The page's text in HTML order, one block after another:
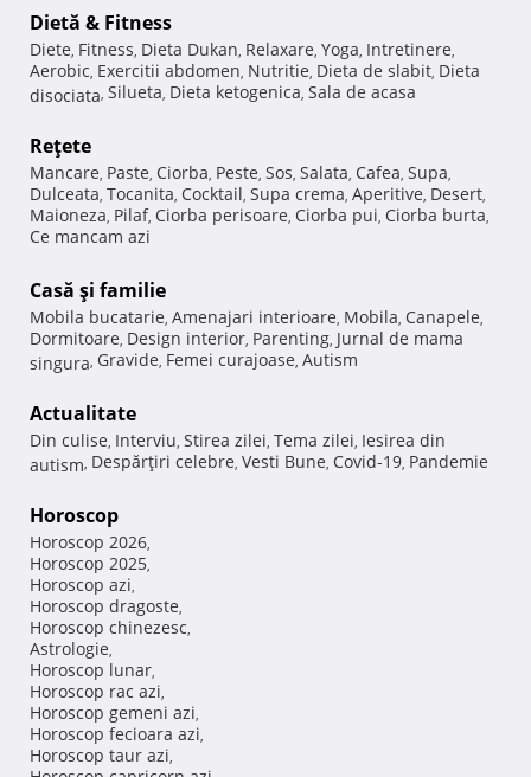
Dietă & Fitness
Diete, Fitness, Dieta Dukan, Relaxare, Yoga, Intretinere,
Aerobic, Exercitii abdomen, Nutritie, Dieta de slabit, Dieta
disociata, Silueta, Dieta ketogenica, Sala de acasa
Reţete
Mancare, Paste, Ciorba, Peste, Sos, Salata, Cafea, Supa,
Dulceata, Tocanita, Cocktail, Supa crema, Aperitive, Desert,
Maioneza, Pilaf, Ciorba perisoare, Ciorba pui, Ciorba burta,
Ce mancam azi
Casă şi familie
Mobila bucatarie, Amenajari interioare, Mobila, Canapele,
Dormitoare, Design interior, Parenting, Jurnal de mama
singura, Gravide, Femei curajoase, Autism
Actualitate
Din culise, Interviu, Stirea zilei, Tema zilei, Iesirea din
autism, Despărţiri celebre, Vesti Bune, Covid-19, Pandemie
Horoscop
Horoscop 2026,
Horoscop 2025,
Horoscop azi,
Horoscop dragoste,
Horoscop chinezesc,
Astrologie,
Horoscop lunar,
Horoscop rac azi,
Horoscop gemeni azi,
Horoscop fecioara azi,
Horoscop taur azi,